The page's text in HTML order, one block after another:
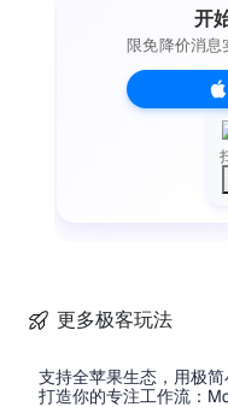
开
限免降价消
更多极客玩法
支持全苹果生态，用极简
打造你的专注工作流：